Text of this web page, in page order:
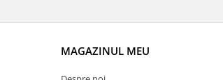
MAGAZINUL MEU